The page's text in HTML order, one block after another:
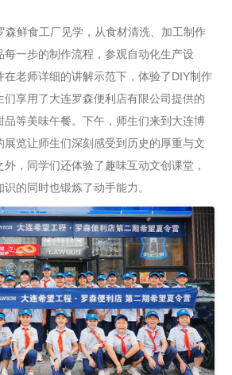
森鲜食工厂见学，从食材清洗、加工制作
每一步的制作流程，参观自动化生产设
在老师详细的讲解示范下，体验了DIY制作
们享用了大连罗森便利店有限公司提供的
品等美味午餐。下午，师生们来到大连博
展览让师生们深刻感受到历史的厚重与文
，同学们还体验了趣味互动文创课堂，
的同时也锻炼了动手能力。